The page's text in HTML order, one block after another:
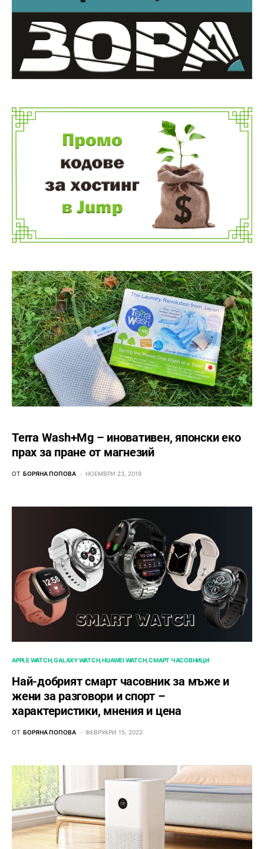
Terra Wash+Mg – иновативен, японски еко
прах за пране от магнезий
ОТ БОРЯНА ПОПОВА НОЕМВРИ 23, 2019
APPLE WATCH GALAXY WATCH HUAWEI WATCH СМАРТ ЧАСОВНИЦИ
Най-добрият смарт часовник за мъже и
жени за разговори и спорт –
характеристики, мнения и цена
ОТ БОРЯНА ПОПОВА ФЕВРУАРИ 15, 2022